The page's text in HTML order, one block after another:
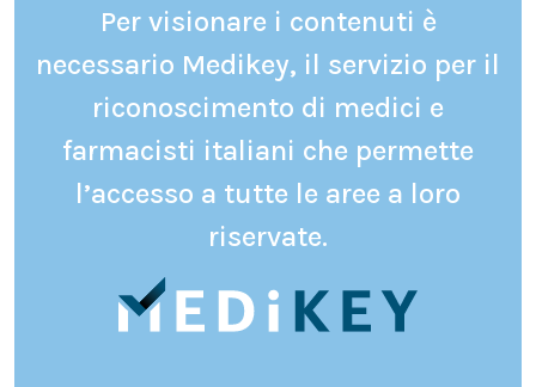
Per visionare i contenuti è
necessario Medikey, il servizio per il
riconoscimento di medici e
farmacisti italiani che permette
l’accesso a tutte le aree a loro
riservate.